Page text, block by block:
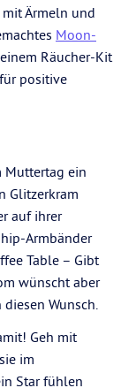
Ärmeln und
Moon-
Räucher-Kit
positive
Muttertag ein
Glitzerkram
auf ihrer
Armbänder
Table – Gibt
wünscht aber
Wunsch.
Geh mit
im
Star fühlen